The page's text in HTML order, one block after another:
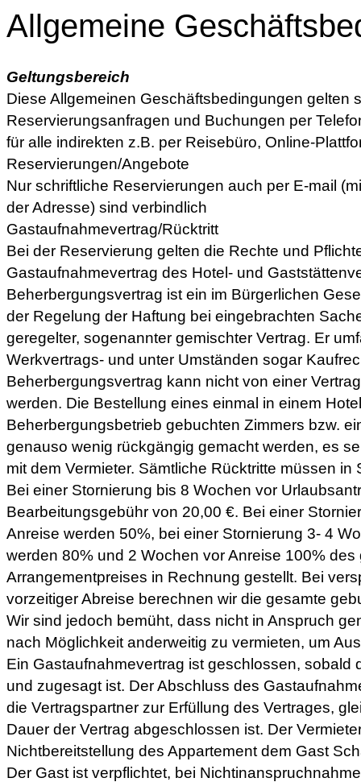
Allgemeine
Geltungsbereich
Diese Allgemeinen Geschäftsbedingungen gelten
Reservierungsanfragen und Buchungen per
für alle indirekten z.B. per Reisebüro, Online-
Reservierungen/Angebote
Nur schriftliche Reservierungen auch per E-mail
der Adresse) sind verbindlich
Gastaufnahmevertrag/Rücktritt
Bei der Reservierung gelten die Rechte und
Gastaufnahmevertrag des Hotel- und
Beherbergungsvertrag ist ein im Bürgerlichen
der Regelung der Haftung bei eingebrachten
geregelter, sogenannter gemischter Vertrag. Er
Werkvertrags- und unter Umständen sogar
Beherbergungsvertrag kann nicht von einer
werden. Die Bestellung eines einmal in einem
Beherbergungsbetrieb gebuchten Zimmers bzw.
genauso wenig rückgängig gemacht werden, es
mit dem Vermieter. Sämtliche Rücktritte müssen in
Bei einer Stornierung bis 8 Wochen vor
Bearbeitungsgebühr von 20,00 €. Bei einer
Anreise werden 50%, bei einer Stornierung 3- 4
werden 80% und 2 Wochen vor Anreise 100%
Arrangementpreises in Rechnung gestellt. Bei
vorzeitiger Abreise berechnen wir die gesamte
Wir sind jedoch bemüht, dass nicht in Anspruch
nach Möglichkeit anderweitig zu vermieten, um
Ein Gastaufnahmevertrag ist geschlossen, sobald
und zugesagt ist. Der Abschluss des
die Vertragspartner zur Erfüllung des Vertrages,
Dauer der Vertrag abgeschlossen ist. Der
Nichtbereitstellung des Appartement dem Gast
Der Gast ist verpflichtet, bei